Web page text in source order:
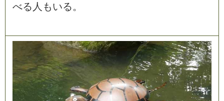
べる 人 もいる。